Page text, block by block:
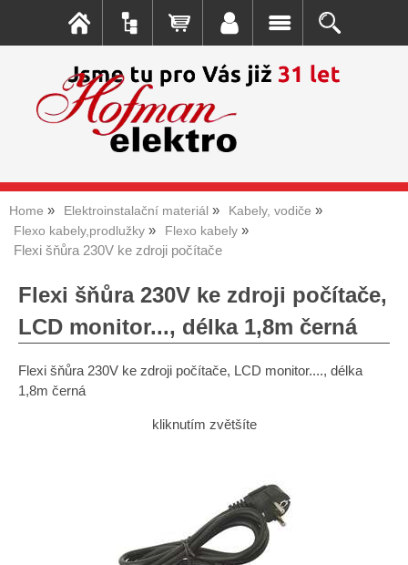
Home Elektroinstalační materiál
Kabely, vodiče
Flexo kabely,prodlužky
Flexo kabely
Flexi šňůra 230V ke zdroji počítače
Flexi šňůra 230V ke zdroji počítače,
LCD monitor..., délka 1,8m černá
Flexi šňůra 230V ke zdroji počítače, LCD monitor...., délka
1,8m černá
kliknutím zvětšíte